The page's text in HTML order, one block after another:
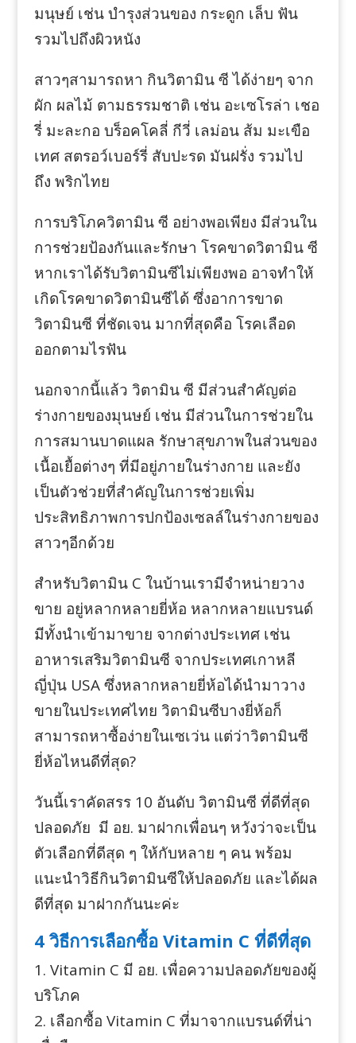
มนุษย์ เช่น บำรุงส่วนของ กระดูก เล็บ ฟัน
รวมไปถึงผิวหนัง
สาวๆสามารถหา กินวิตามิน ซี ได้ง่ายๆ จาก
ผัก ผลไม้ ตามธรรมชาติ เช่น อะเซโรล่า เชอ
รี่ มะละกอ บร็อคโคลี่ กีวี่ เลม่อน ส้ม มะเขือ
เทศ สตรอว์เบอร์รี่ สับปะรด มันฝรั่ง รวมไป
ถึง พริกไทย
การบริโภควิตามิน ซี อย่างพอเพียง มีส่วนใน
การช่วยป้องกันและรักษา โรคขาดวิตามิน ซี
หากเราได้รับวิตามินซีไม่เพียงพอ อาจทำให้
เกิดโรคขาดวิตามินซีได้ ซึ่งอาการขาด
วิตามินซี ที่ชัดเจน มากที่สุดคือ โรคเลือด
ออกตามไรฟัน
นอกจากนี้แล้ว วิตามิน ซี มีส่วนสำคัญต่อ
ร่างกายของมุนษย์ เช่น มีส่วนในการช่วยใน
การสมานบาดแผล รักษาสุขภาพในส่วนของ
เนื้อเยื้อต่างๆ ที่มีอยู่ภายในร่างกาย และยัง
เป็นตัวช่วยที่สำคัญในการช่วยเพิ่ม
ประสิทธิภาพการปกป้องเซลล์ในร่างกายของ
สาวๆอีกด้วย
สำหรับวิตามิน C ในบ้านเรามีจำหน่ายวาง
ขาย อยู่หลากหลายยี่ห้อ หลากหลายแบรนด์
มีทั้งนำเข้ามาขาย จากต่างประเทศ เช่น
อาหารเสริมวิตามินซี จากประเทศเกาหลี
ญี่ปุ่น USA ซึ่งหลากหลายยี่ห้อได้นำมาวาง
ขายในประเทศไทย วิตามินซีบางยี่ห้อก็
สามารถหาซื้อง่ายในเซเว่น แต่ว่าวิตามินซี
ยี่ห้อไหนดีที่สุด?
วันนี้เราคัดสรร 10 อันดับ วิตามินซี ที่ดีที่สุด
ปลอดภัย มี อย. มาฝากเพื่อนๆ หวังว่าจะเป็น
ตัวเลือกที่ดีสุด ๆ ให้กับหลาย ๆ คน พร้อม
แนะนำวิธีกินวิตามินซีให้ปลอดภัย และได้ผล
ดีที่สุด มาฝากกันนะค่ะ
4 วิธีการเลือกซื้อ Vitamin C ที่ดีที่สุด
1. Vitamin C มี อย. เพื่อความปลอดภัยของผู้
บริโภค
2. เลือกซื้อ Vitamin C ที่มาจากแบรนด์ที่น่า